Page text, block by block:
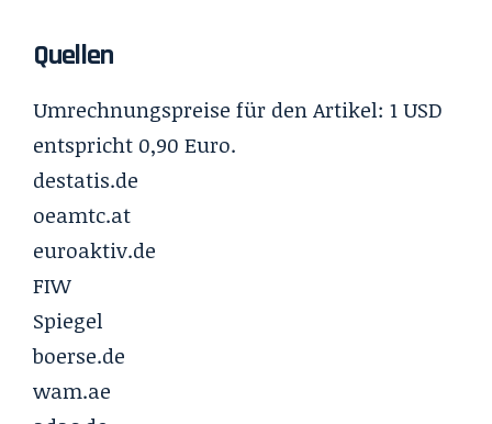
Quellen
Umrechnungspreise für den Artikel: 1 USD
entspricht 0,90 Euro.
destatis.de
oeamtc.at
euroaktiv.de
FIW
Spiegel
boerse.de
wam.ae